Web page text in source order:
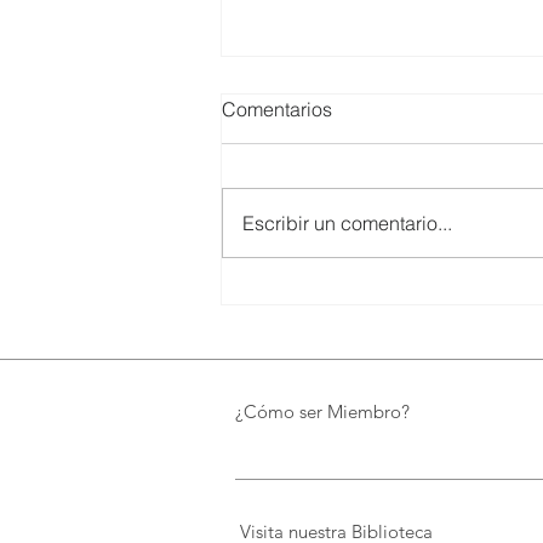
futuro de Galápagos
Comentarios
Escribir un comentario...
¿Cómo ser Miembro?
Visita nuestra Biblioteca